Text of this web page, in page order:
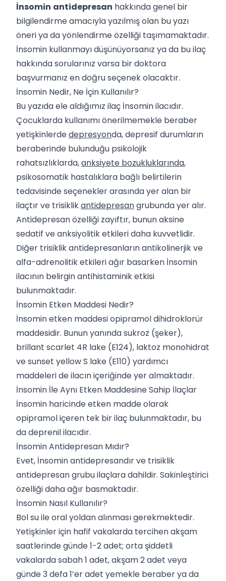
İnsomin antidepresan hakkında genel bir
bilgilendirme amacıyla yazılmış olan bu yazı
öneri ya da yönlendirme özelliği taşımamaktadır.
İnsomin kullanmayı düşünüyorsanız ya da bu ilaç
hakkında sorularınız varsa bir doktora
başvurmanız en doğru seçenek olacaktır.
İnsomin Nedir, Ne İçin Kullanılır?
Bu yazıda ele aldığımız ilaç İnsomin ilacıdır.
Çocuklarda kullanımı önerilmemekle beraber
yetişkinlerdedepresyonda, depresif durumların
beraberinde bulunduğu psikolojik
rahatsızlıklarda,anksiyete bozukluklarında,
psikosomatik hastalıklara bağlı belirtilerin
tedavisinde seçenekler arasında yer alan bir
ilaçtır ve trisiklikantidepresangrubunda yer alır.
Antidepresan özelliği zayıftır, bunun aksine
sedatif ve anksiyolitik etkileri daha kuvvetlidir.
Diğer trisiklik antidepresanların antikolinerjik ve
alfa-adrenolitik etkileri ağır basarken İnsomin
ilacının belirgin antihistaminik etkisi
bulunmaktadır.
İnsomin Etken Maddesi Nedir?
İnsomin etken maddesi opipramol dihidroklorür
maddesidir. Bunun yanında sukroz (şeker),
brillant scarlet 4R lake (E124), laktoz monohidrat
ve sunset yellow S lake (E110) yardımcı
maddeleri de ilacın içeriğinde yer almaktadır.
İnsomin İle Aynı Etken Maddesine Sahip İlaçlar
İnsomin haricinde etken madde olarak
opipramol içeren tek bir ilaç bulunmaktadır, bu
da deprenil ilacıdır.
İnsomin Antidepresan Mıdır?
Evet, İnsomin antidepresandır ve trisiklik
antidepresan grubu ilaçlara dahildir. Sakinleştirici
özelliği daha ağır basmaktadır.
İnsomin Nasıl Kullanılır?
Bol su ile oral yoldan alınması gerekmektedir.
Yetişkinler için hafif vakalarda tercihen akşam
saatlerinde günde 1-2 adet; orta şiddetli
vakalarda sabah 1 adet, akşam 2 adet veya
günde 3 defa 1’er adet yemekle beraber ya da